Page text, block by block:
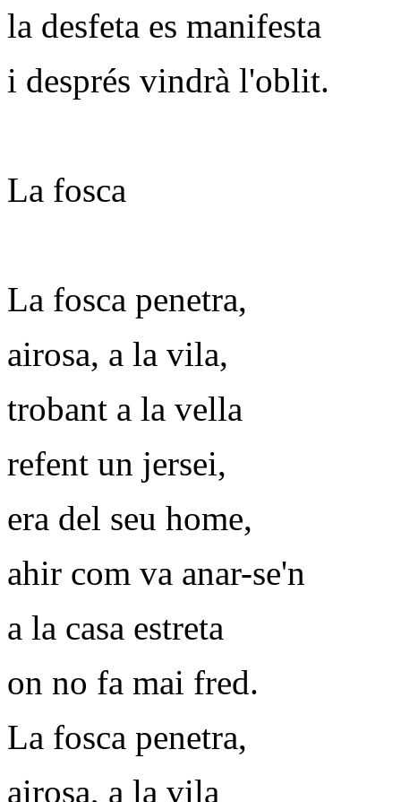
la desfeta es manifesta
i després vindrà l'oblit.
La fosca
La fosca penetra,
airosa, a la vila,
trobant a la vella
refent un jersei,
era del seu home,
ahir com va anar-se'n
a la casa estreta
on no fa mai fred.
La fosca penetra,
airosa, a la vila